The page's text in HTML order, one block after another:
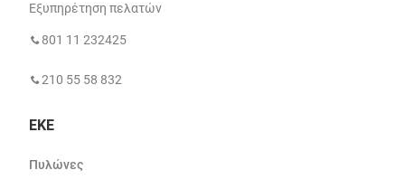
Εξυπηρέτηση πελατών
801 11 232425
210 55 58 832
ΕΚΕ
Πυλώνες